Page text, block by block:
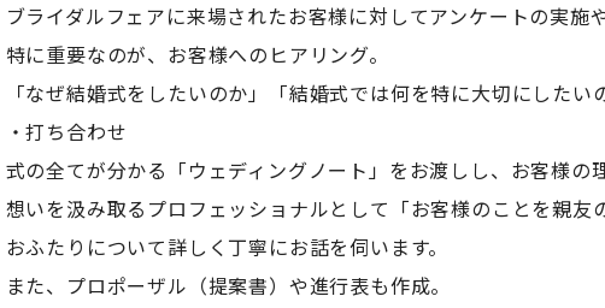
ブライダルフェアに来場されたお客様に対してアンケートの実施
特に重要なのが、お客様へのヒアリング。
「なぜ結婚式をしたいのか」「結婚式では何を特に大切にしたい
・打ち合わせ
式の全てが分かる「ウェディングノート」をお渡しし、お客様の
想いを汲み取るプロフェッショナルとして「お客様のことを親友
おふたりについて詳しく丁寧にお話を伺います。
また、プロポーザル（提案書）や進行表も作成。